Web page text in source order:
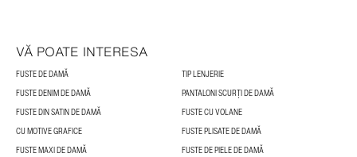
VĂ POATE INTERESA
FUSTE DE DAMĂ
TIP LENJERIE
FUSTE DENIM DE DAMĂ
PANTALONI SCURȚI DE DAMĂ
FUSTE DIN SATIN DE DAMĂ
FUSTE CU VOLANE
CU MOTIVE GRAFICE
FUSTE PLISATE DE DAMĂ
FUSTE MAXI DE DAMĂ
FUSTE DE PIELE DE DAMĂ